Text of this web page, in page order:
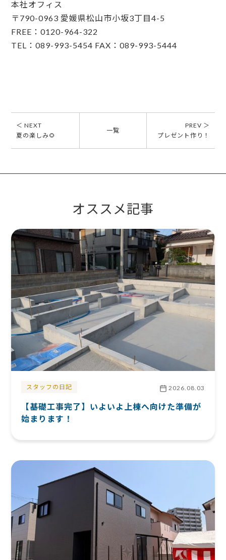
本社オフィス
〒790-0963 愛媛県松山市小坂3丁目4-5
FREE：0120-964-322
TEL：089-993-5454 FAX：089-993-5444
＜ NEXT
夏の楽しみ🌻
一覧
PREV ＞
プレゼント作り！
オススメ記事
スタッフの日記 2026.08.03
【基礎工事完了】いよいよ上棟へ向けた準備が
始まります！